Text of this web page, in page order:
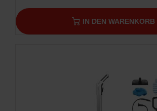
IN DEN WARENKORB